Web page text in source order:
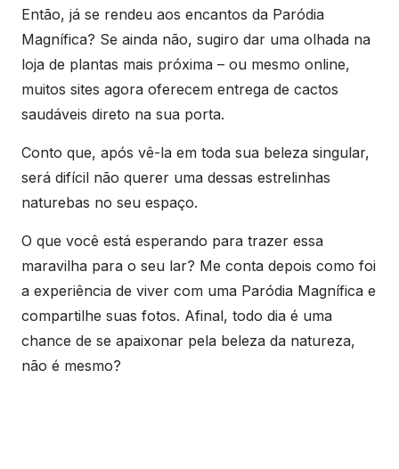
Então, já se rendeu aos encantos da Paródia
Magnífica? Se ainda não, sugiro dar uma olhada na
loja de plantas mais próxima – ou mesmo online,
muitos sites agora oferecem entrega de cactos
saudáveis direto na sua porta.
Conto que, após vê-la em toda sua beleza singular,
será difícil não querer uma dessas estrelinhas
naturebas no seu espaço.
O que você está esperando para trazer essa
maravilha para o seu lar? Me conta depois como foi
a experiência de viver com uma Paródia Magnífica e
compartilhe suas fotos. Afinal, todo dia é uma
chance de se apaixonar pela beleza da natureza,
não é mesmo?